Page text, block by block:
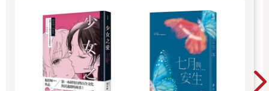
濕嗒嗒令人心疼
有時我們也弄髒了自己
挫敗得要放棄了，然而你邊走平衡木邊告訴我
生活仍熱愛我們。